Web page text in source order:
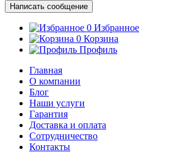
Написать сообщение
0 Избранное
0 Корзина
Профиль
Главная
О компании
Блог
Наши услуги
Гарантия
Доставка и оплата
Сотрудничество
Контакты